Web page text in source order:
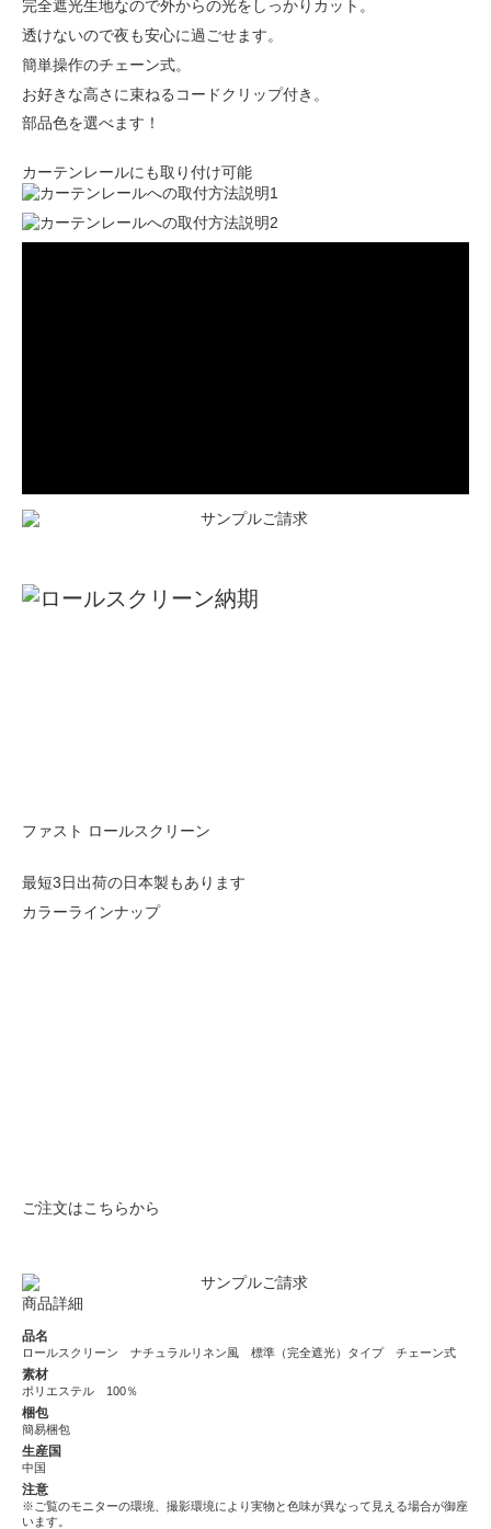
完全遮光生地なので外からの光をしっかりカット。
透けないので夜も安心に過ごせます。
簡単操作のチェーン式。
お好きな高さに束ねるコードクリップ付き。
部品色を選べます！
カーテンレールにも取り付け可能
ファスト ロールスクリーン
最短3日出荷の日本製もあります
カラーラインナップ
ご注文はこちらから
商品詳細
品名
ロールスクリーン ナチュラルリネン風 標準（完全遮光）タイプ チェーン式
素材
ポリエステル 100％
梱包
簡易梱包
生産国
中国
注意
※ご覧のモニターの環境、撮影環境により実物と色味が異なって見える場合が御座
います。